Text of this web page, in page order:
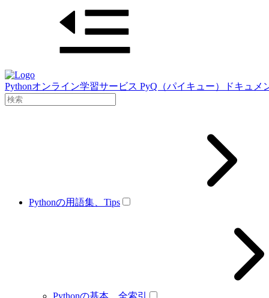
Pythonオンライン学習サービス PyQ（パイキュー）ドキュメ
Pythonの用語集、Tips
Pythonの基本、全索引